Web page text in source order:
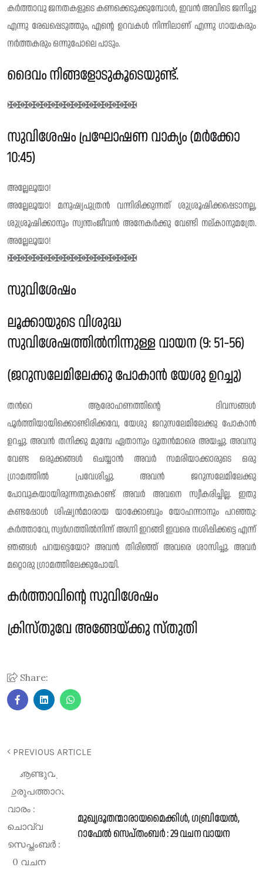
കർത്താവു ജനതകളുടെ കണക്കെടുക്കുമ്പോൾ, ഇവൻ അവിടെ ജനിച്ചു
എന്നു രേഖപ്പെടുത്തും, എൻ്റെ ഉറവകൾ നിന്നിലാണ് എന്നു ഗായകരും
നർത്തകരും ഒന്നുപോലെ പാടും.
ദൈവം നിങ്ങളോടുകൂടെയുണ്ട്.
✠✠✠✠✠✠✠✠✠✠✠✠✠✠✠✠✠
സുവിശേഷം പ്രഘോഷണ വാക്യം (മർക്കോ
10:45)
അല്ലേലൂയാ!
അല്ലേലൂയാ! മനുഷ്യപുത്രൻ വന്നിരിക്കുന്നത് ശുശ്രൂഷിക്കപ്പെടാനല്ല,
ശുശ്രൂഷിക്കാനും സ്വന്തംജീവൻ അനേകർക്കു വേണ്ടി നല്കാനുമത്രേ.
അല്ലേലൂയാ!
✠✠✠✠✠✠✠✠✠✠✠✠✠✠✠✠✠
സുവിശേഷം
ലൂക്കായുടെ വിശുദ്ധ
സുവിശേഷത്തിൽനിന്നുള്ള വായന (9: 51-56)
(ജറുസലേമിലേക്കു പോകാൻ യേശു ഉറച്ചു)
തൻറെ ആരോഹണത്തിൻ്റെ ദിവസങ്ങൾ
പൂർത്തിയായിക്കൊണ്ടിരിക്കവേ, യേശു ജറുസലേമിലേക്കു പോകാൻ
ഉറച്ചു. അവൻ തനിക്കു മുമ്പേ ഏതാനും ദൂതൻമാരെ അയച്ചു. അവനു
വേണ്ട ഒരുക്കങ്ങൾ ചെയ്യാൻ അവർ സമരിയാക്കാരുടെ ഒരു
ഗ്രാമത്തിൽ പ്രവേശിച്ചു. അവൻ ജറുസലേമിലേക്കു
പോവുകയായിരുന്നതുകൊണ്ട് അവർ അവനെ സ്വീകരിച്ചില്ല. ഇതു
കണ്ടപ്പോൾ ശിഷ്യൻമാരായ യാക്കോബും യോഹന്നാനും പറഞ്ഞു:
കർത്താവേ, സ്വർഗത്തിൽനിന്ന് അഗ്നി ഇറങ്ങി ഇവരെ നശിപ്പിക്കട്ടെ എന്ന്
ഞങ്ങൾ പറയട്ടെയോ? അവൻ തിരിഞ്ഞ് അവരെ ശാസിച്ചു. അവർ
മറ്റൊരു ഗ്രാമത്തിലേക്കുപോയി.
കർത്താവിൻ്റെ സുവിശേഷം
ക്രിസ്തുവേ അങ്ങേയ്ക്കു സ്തുതി
Share:
PREVIOUS ARTICLE
മുഖ്യദൂതന്മാരായമൈക്കിൾ, ഗബ്രിയേൽ,
റാഫേൽ സെപ്തംബർ : 29 വചന വായന